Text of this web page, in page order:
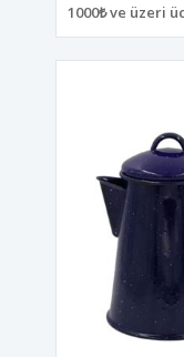
1000₺ ve üzeri